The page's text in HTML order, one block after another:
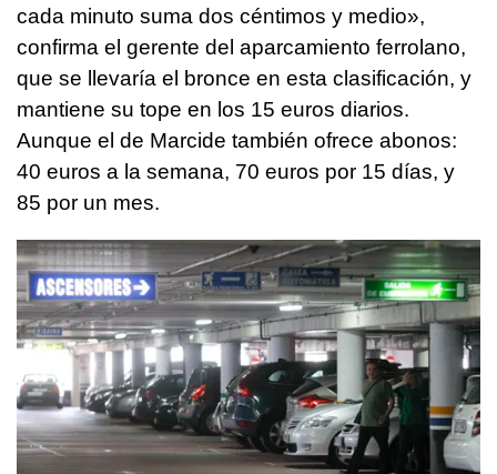
cada minuto suma dos céntimos y medio»,
confirma el gerente del aparcamiento ferrolano,
que se llevaría el bronce en esta clasificación, y
mantiene su tope en los 15 euros diarios.
Aunque el de Marcide también ofrece abonos:
40 euros a la semana, 70 euros por 15 días, y
85 por un mes.